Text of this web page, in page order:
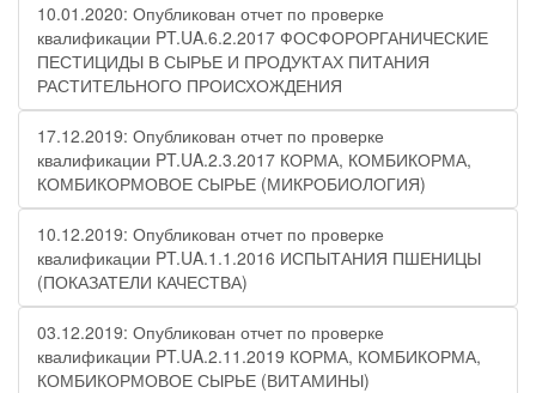
10.01.2020: Опубликован отчет по проверке
квалификации PT.UA.6.2.2017 ФОСФОРОРГАНИЧЕСКИЕ
ПЕСТИЦИДЫ В СЫРЬЕ И ПРОДУКТАХ ПИТАНИЯ
РАСТИТЕЛЬНОГО ПРОИСХОЖДЕНИЯ
17.12.2019: Опубликован отчет по проверке
квалификации PT.UA.2.3.2017 КОРМА, КОМБИКОРМА,
КОМБИКОРМОВОЕ СЫРЬЕ (МИКРОБИОЛОГИЯ)
10.12.2019: Опубликован отчет по проверке
квалификации PT.UA.1.1.2016 ИСПЫТАНИЯ ПШЕНИЦЫ
(ПОКАЗАТЕЛИ КАЧЕСТВА)
03.12.2019: Опубликован отчет по проверке
квалификации PT.UA.2.11.2019 КОРМА, КОМБИКОРМА,
КОМБИКОРМОВОЕ СЫРЬЕ (ВИТАМИНЫ)